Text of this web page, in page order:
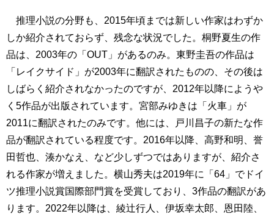
推理小説の分野も、2015年頃までは新しい作家はわずか
しか紹介されておらず、残念な状況でした。桐野夏生の作
品は、2003年の「OUT」があるのみ。東野圭吾の作品は
「レイクサイド」が2003年に翻訳されたものの、その後は
しばらく紹介されなかったのですが、2012年以降にようや
く5作品が出版されています。宮部みゆきは「火車」が
2011に翻訳されたのみです。他には、戸川昌子の新たな作
品が翻訳されている程度です。2016年以降、高野和明、誉
田哲也、湊かなえ、など少しずつではありますが、紹介さ
れる作家が増えました。横山秀夫は2019年に「64」でドイ
ツ推理小説賞国際部門賞を受賞しており、3作品の翻訳があ
ります。2022年以降は、綾辻行人、伊坂幸太郎、恩田陸、